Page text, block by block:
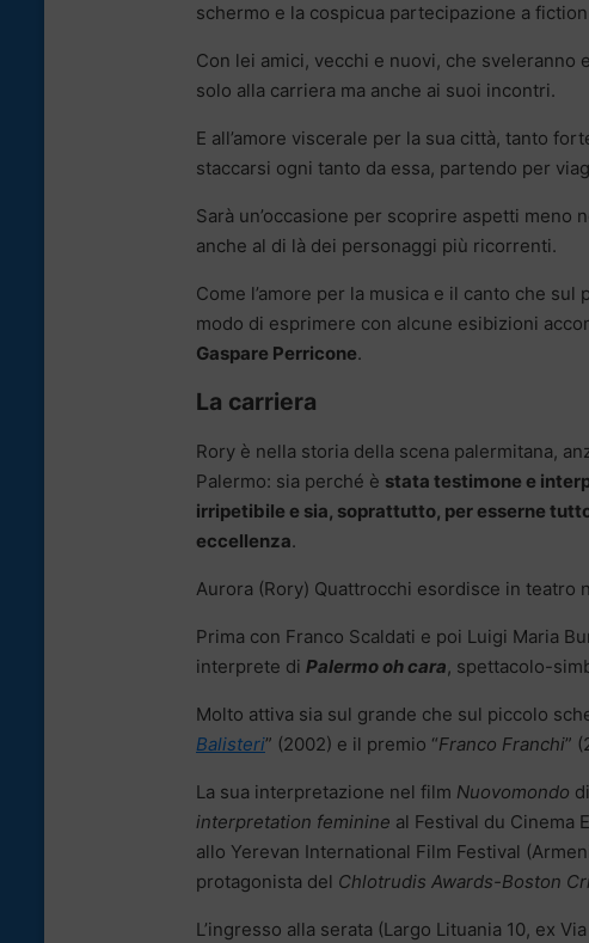
schermo e la cospicua partecipazione a
Con lei amici, vecchi e nuovi, che sveleranno
solo alla carriera ma anche ai suoi incontri.
E all’amore viscerale per la sua città, tanto
staccarsi ogni tanto da essa, partendo per
Sarà un’occasione per scoprire aspetti meno
anche al di là dei personaggi più ricorrenti.
Come l’amore per la musica e il canto che sul
modo di esprimere con alcune esibizioni
Gaspare Perricone.
La carriera
Rory è nella storia della scena palermitana,
Palermo: sia perché è stata testimone e
irripetibile e sia, soprattutto, per esserne
eccellenza.
Aurora (Rory) Quattrocchi esordisce in teatro
Prima con Franco Scaldati e poi Luigi Maria
interprete di Palermo oh cara, spettacolo-
Molto attiva sia sul grande che sul piccolo
Balisteri” (2002) e il premio “Franco Franchi”
La sua interpretazione nel film Nuovomondo
interpretation feminine al Festival du Cinema
allo Yerevan International Film Festival
protagonista del Chlotrudis Awards-Boston
L’ingresso alla serata (Largo Lituania 10, ex